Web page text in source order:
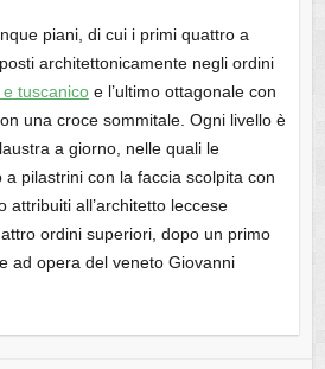
piani, di cui i primi quattro a
architettonicamente negli ordini
tuscanicoe l’ultimo ottagonale con
una croce sommitale. Ogni livello è
a giorno, nelle quali le
pilastrini con la faccia scolpita con
attribuiti all’architetto leccese
ordini superiori, dopo un primo
ad opera del veneto Giovanni